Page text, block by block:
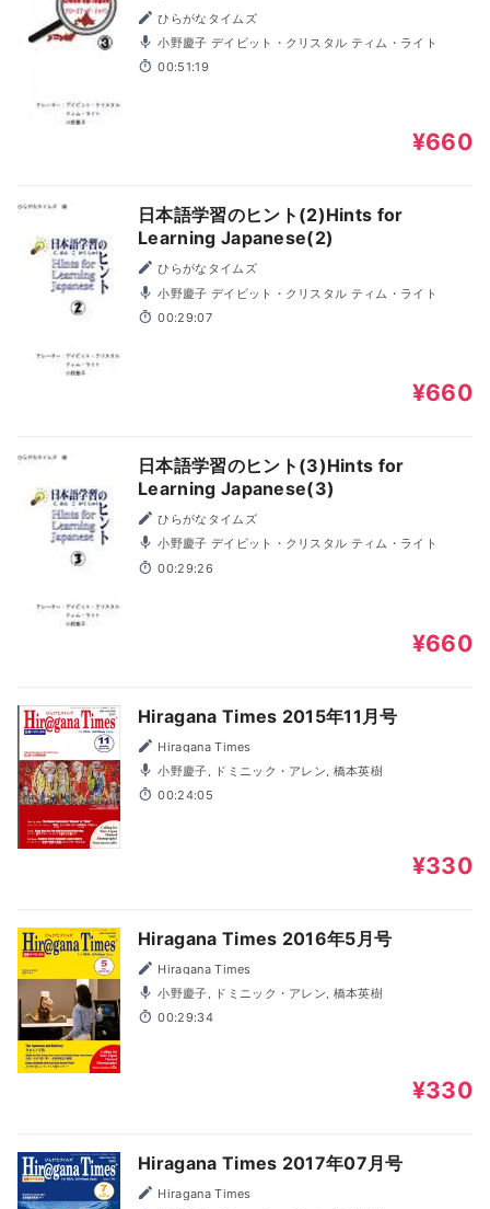
ひらがなタイムズ
小野慶子 デイビット・クリスタル ティム・ライト
00:51:19
¥660
日本語学習のヒント(2)Hints for
Learning Japanese(2)
ひらがなタイムズ
小野慶子 デイビット・クリスタル ティム・ライト
00:29:07
¥660
日本語学習のヒント(3)Hints for
Learning Japanese(3)
ひらがなタイムズ
小野慶子 デイビット・クリスタル ティム・ライト
00:29:26
¥660
Hiragana Times 2015年11月号
Hiragana Times
小野慶子, ドミニック・アレン, 橋本英樹
00:24:05
¥330
Hiragana Times 2016年5月号
Hiragana Times
小野慶子, ドミニック・アレン, 橋本英樹
00:29:34
¥330
Hiragana Times 2017年07月号
Hiragana Times